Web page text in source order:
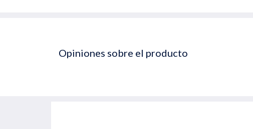
Opiniones sobre el producto